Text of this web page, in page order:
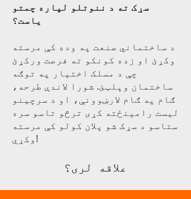
سړک ته د ننوتلو لپاره چمتو
یاست؟
د ساختماني صنعت په وده کې مرسته
وکړئ او زده کونکو ته فرصت ورکړئ
چې د مسلک اختیار په توګه
ساختمان وپلټئ. شورا لاندې طرحه،
ګام په ګام لارښوونې، او د سرچینو
لیست رامینځته کړی ترڅو تاسو سره
ستاسو د سړک شو پلان کولو کې مرسته
وکړي!
علاقه لری؟